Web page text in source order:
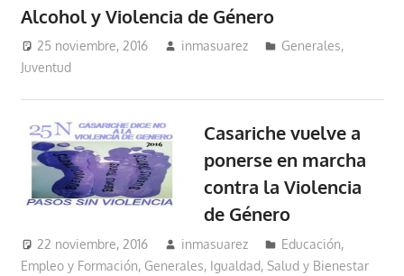
Alcohol y Violencia de Género
25 noviembre, 2016 inmasuarez Generales,
Juventud
Casariche vuelve a
ponerse en marcha
contra la Violencia
de Género
22 noviembre, 2016 inmasuarez
Educación,
Empleo y Formación, Generales, Igualdad, Salud y Bienestar